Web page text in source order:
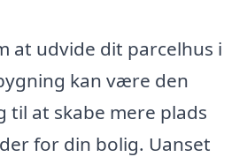
at udvide dit parcelhus i
kan være den
til at skabe mere plads
for din bolig. Uanset